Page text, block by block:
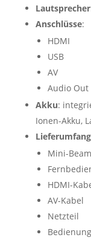
Lautsprecher
Anschlüsse:
HDMI
USB
AV
Audio Out
Akku:
Ionen-Akku,
Lieferumfang
Mini-
HDMI-
AV-Kabel
Netzteil